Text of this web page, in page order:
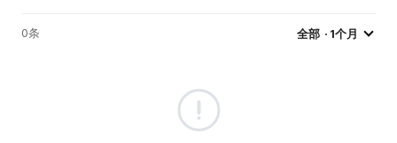
0条 全部 1个月